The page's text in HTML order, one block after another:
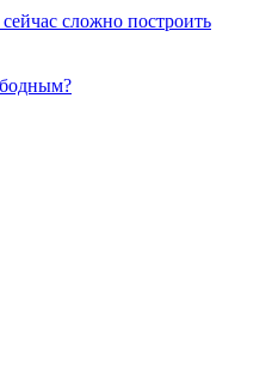
сложно построить